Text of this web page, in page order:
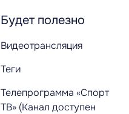
Будет полезно
Видеотрансляция
Теги
Телепрограмма «Спорт
ТВ» (Канал доступен